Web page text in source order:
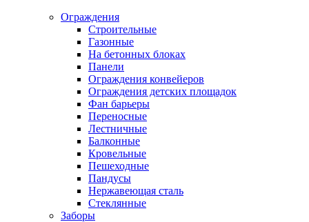
Ограждения
Строительные
Газонные
На бетонных блоках
Панели
Ограждения конвейеров
Ограждения детских площадок
Фан барьеры
Переносные
Лестничные
Балконные
Кровельные
Пешеходные
Пандусы
Нержавеющая сталь
Стеклянные
Заборы